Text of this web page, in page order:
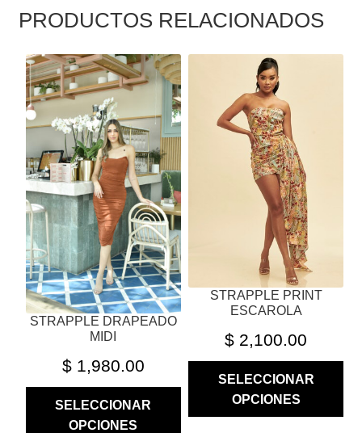
PRODUCTOS RELACIONADOS
STRAPPLE DRAPEADO
MIDI
$1,980.00
SELECCIONAR
OPCIONES
ESTE
PRODUCTO
TIENE
MÚLTIPLES
VARIANTES.
LAS
OPCIONES
SE
PUEDEN
ELEGIR
EN
LA
PÁGINA
DE
STRAPPLE PRINT
ESCAROLA
$ 2,100.00
SELECCIONAR
OPCIONES
PRODUCTO
MÚLTIPLES
VARIANTES.
OPCIONES
LA
PÁGINA
PRODUCTO